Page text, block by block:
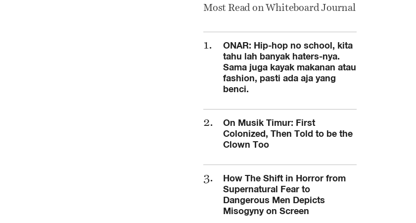
Most Read on Whiteboard Journal
ONAR: Hip-hop no school, kita
tahu lah banyak haters-nya.
Sama juga kayak makanan atau
fashion, pasti ada aja yang
benci.
On Musik Timur: First
Colonized, Then Told to be the
Clown Too
How The Shift in Horror from
Supernatural Fear to
Dangerous Men Depicts
Misogyny on Screen